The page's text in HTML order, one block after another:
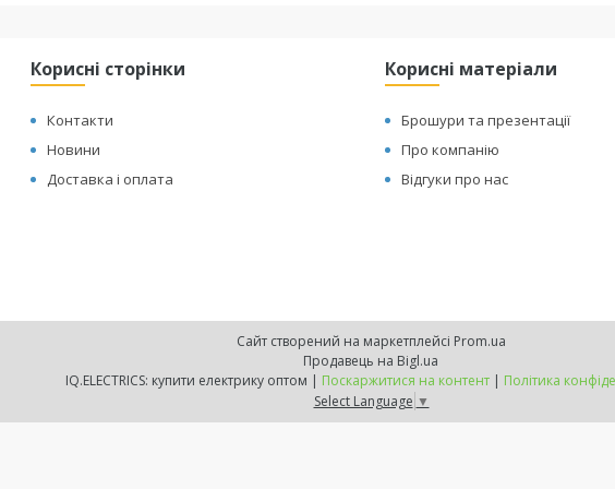
Корисні сторінки
Контакти
Новини
Доставка і оплата
Корисні матеріали
Брошури та презентації
Про компанію
Відгуки про нас
Сайт створений на маркетплейсі Prom.ua
Продавець на Bigl.ua
IQ.ELECTRICS: купити електрику оптом | Поскаржитися на контент | Політика
Select Language ▼